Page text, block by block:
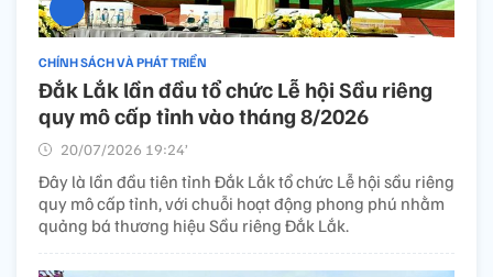
CHÍNH SÁCH VÀ PHÁT TRIỂN
Đắk Lắk lần đầu tổ chức Lễ hội Sầu riêng
quy mô cấp tỉnh vào tháng 8/2026
20/07/2026 19:24’
Đây là lần đầu tiên tỉnh Đắk Lắk tổ chức Lễ hội sầu riêng
quy mô cấp tỉnh, với chuỗi hoạt động phong phú nhằm
quảng bá thương hiệu Sầu riêng Đắk Lắk.